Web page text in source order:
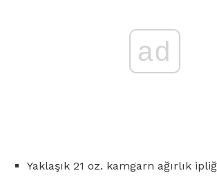
ad
Yaklaşık 21 oz. kamgarn ağırlık